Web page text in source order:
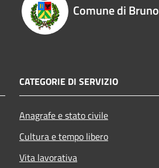
Comune di Bruno
CATEGORIE DI SERVIZIO
Anagrafe e stato civile
Cultura e tempo libero
Vita lavorativa